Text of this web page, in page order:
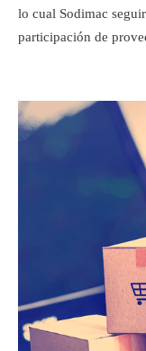
lo cual Sodimac
participación de